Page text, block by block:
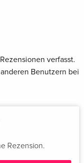
verfasst.
Benutzern bei
Rezension.